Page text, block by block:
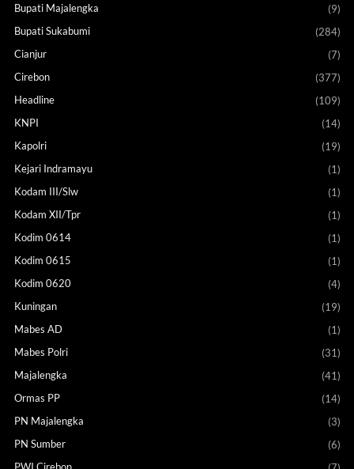
Bupati Majalengka
(9)
Bupati Sukabumi
(284)
Cianjur
(7)
Cirebon
(377)
Headline
(109)
KNPI
(14)
Kapolri
(19)
Kejari Indramayu
(1)
Kodam III/Slw
(1)
Kodam XII/Tpr
(1)
Kodim 0614
(1)
Kodim 0615
(1)
Kodim 0620
(4)
Kuningan
(19)
Mabes AD
(1)
Mabes Polri
(31)
Majalengka
(41)
Ormas PP
(14)
PN Majalengka
(3)
PN Sumber
(6)
PWI Cirebon